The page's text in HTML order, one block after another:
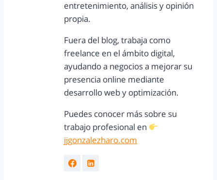
entretenimiento, análisis y opinión
propia.
Fuera del blog, trabaja como
freelance en el ámbito digital,
ayudando a negocios a mejorar su
presencia online mediante
desarrollo web y optimización.
Puedes conocer más sobre su
trabajo profesional en
jjgonzalezharo.com